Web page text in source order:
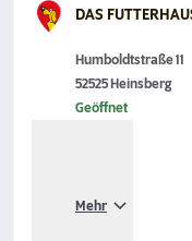
DAS
Humboldtstraße 11
52525 Heinsberg
Geöffnet
Mehr